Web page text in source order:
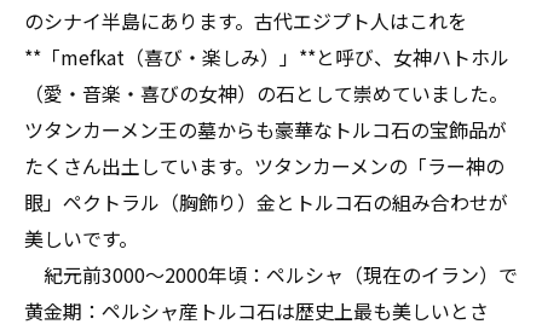
のシナイ半島にあります。古代エジプト人はこれを
**「mefkat（喜び・楽しみ）」**と呼び、女神ハトホル
（愛・音楽・喜びの女神）の石として崇めていました。
ツタンカーメン王の墓からも豪華なトルコ石の宝飾品が
たくさん出土しています。ツタンカーメンの「ラー神の
眼」ペクトラル（胸飾り）金とトルコ石の組み合わせが
美しいです。
紀元前3000〜2000年頃：ペルシャ（現在のイラン）で
黄金期：ペルシャ産トルコ石は歴史上最も美しいとさ